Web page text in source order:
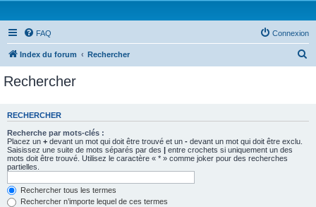
FAQ Connexion
Index du forum Rechercher
e
Rechercher
RECHERCHER
Recherche par mots-clés :
Placez un + devant un mot qui doit être trouvé et un - devant un mot qui doit être exclu.
Saisissez une suite de mots séparés par des | entre crochets si uniquement un des
mots doit être trouvé. Utilisez le caractère « * » comme joker pour des recherches
partielles.
Rechercher tous les termes
Rechercher n’importe lequel de ces termes